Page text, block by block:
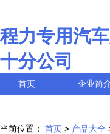
程力专用汽
十分公司
首页 企业简
当前位置： 首页 > 产品大全